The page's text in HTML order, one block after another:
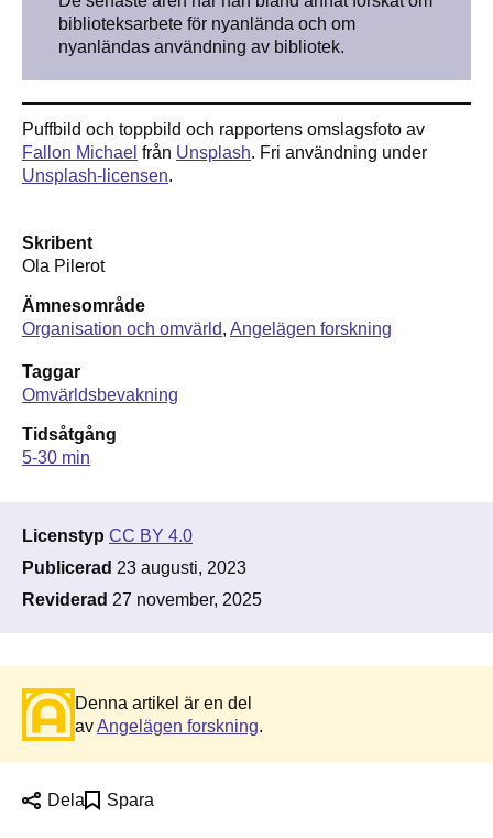
Skribent
Ola Pilerot
Ämnesområde
Organisation och omvärld Angelägen forskning
Taggar
Omvärldsbevakning
Tidsåtgång
5-30 min
Licenstyp CC BY 4.0
Publicerad 23 augusti, 2023
Reviderad 27 november, 2025
Denna artikel är en del
avAngelägen forskning.
Dela Spara
biblioteksarbete för nyanlända och om
nyanländas användning av bibliotek.
Puffbild och toppbild och rapportens omslagsfoto av
Fallon Michael från Unsplash. Fri användning under
Unsplash-licensen.